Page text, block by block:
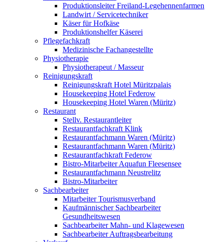
Produktionsleiter Freiland-Legehennenfarmen
Landwirt / Servicetechniker
Käser für Hofkäse
Produktionshelfer Käserei
Pflegefachkraft
Medizinische Fachangestellte
Physiotherapie
Physiotherapeut / Masseur
Reinigungskraft
Reinigungskraft Hotel Müritzpalais
Housekeeping Hotel Federow
Housekeeping Hotel Waren (Müritz)
Restaurant
Stellv. Restaurantleiter
Restaurantfachkraft Klink
Restaurantfachmann Waren (Müritz)
Restaurantfachmann Waren (Müritz)
Restaurantfachkraft Federow
Bistro-Mitarbeiter Aquafun Fleesensee
Restaurantfachmann Neustrelitz
Bistro-Mitarbeiter
Sachbearbeiter
Mitarbeiter Tourismusverband
Kaufmännischer Sachbearbeiter
Gesundheitswesen
Sachbearbeiter Mahn- und Klagewesen
Sachbearbeiter Auftragsbearbeitung